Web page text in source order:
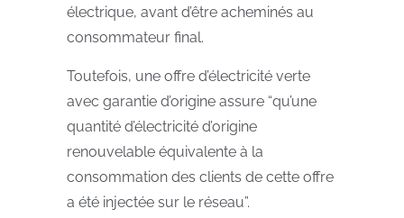
électrique, avant d’être acheminés au
consommateur final.
Toutefois, une offre d’électricité verte
avec garantie d’origine assure “qu’une
quantité d’électricité d’origine
renouvelable équivalente à la
consommation des clients de cette offre
a été injectée sur le réseau”.